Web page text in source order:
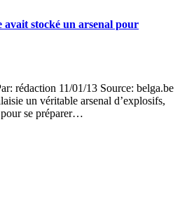
avait stocké un arsenal pour
rédaction 11/01/13 Source: belga.be
un véritable arsenal d’explosifs,
pour se préparer…